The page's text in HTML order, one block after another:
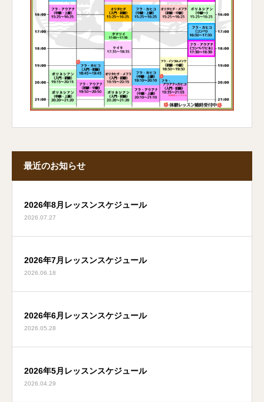
最近のお知らせ
2026年8月レッスンスケジュール
2026.07.27
2026年7月レッスンスケジュール
2026.06.18
2026年6月レッスンスケジュール
2026.05.28
2026年5月レッスンスケジュール
2026.04.29